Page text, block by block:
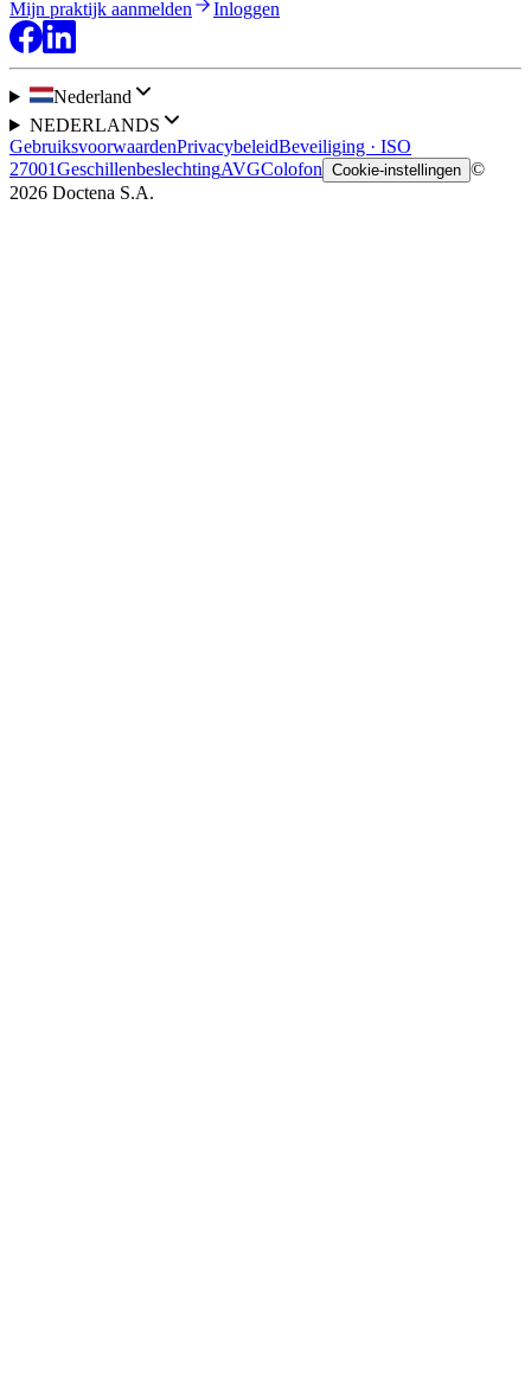
Mijn praktijk aanmelden Inloggen
Nederland
NEDERLANDS
GebruiksvoorwaardenPrivacybeleidBeveiliging · ISO
27001GeschillenbeslechtingAVGColofon Cookie-instellingen ©
2026 Doctena S.A.